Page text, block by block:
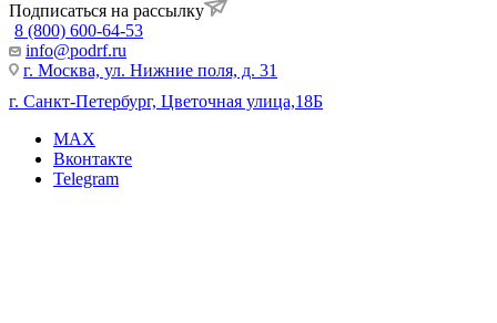
Подписаться на рассылку
8 (800) 600-64-53
info@podrf.ru
г. Москва, ул. Нижние поля, д. 31
г. Санкт-Петербург, Цветочная улица,18Б
MAX
Вконтакте
Telegram